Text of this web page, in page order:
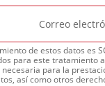
de estos datos es
para este tratamiento
para la
así como otros